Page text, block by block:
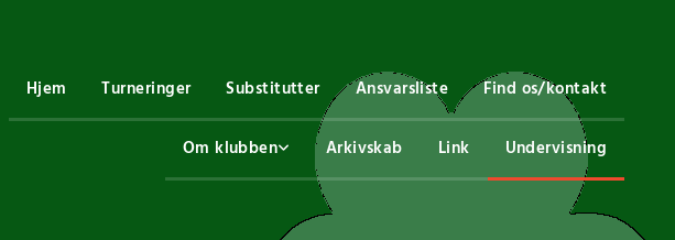
Hjem Turneringer Substitutter Ansvarsliste Find os/kontakt
Om klubben Arkivskab Link Undervisning